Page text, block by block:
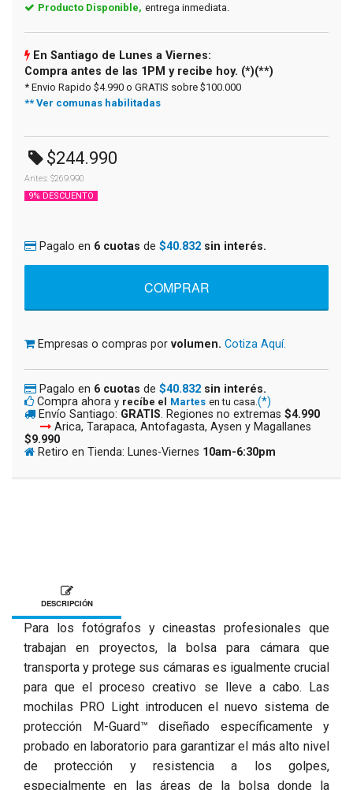
Producto Disponible, entrega inmediata.
En Santiago de Lunes a Viernes:
Compra antes de las 1PM y recibe hoy. (*)(**)
* Envio Rapido $4.990 o GRATIS sobre $100.000
** Ver comunas habilitadas
$244.990
Antes: $269.990
9% DESCUENTO
Pagalo en 6 cuotas de $40.832 sin interés.
Empresas o compras por volumen. Cotiza Aquí.
Pagalo en 6 cuotas de $40.832 sin interés.
Compra ahora y recíbe el Martes en tu casa.(*)
Envío Santiago: GRATIS. Regiones no extremas $4.990
Arica, Tarapaca, Antofagasta, Aysen y Magallanes
$9.990
Retiro en Tienda: Lunes-Viernes 10am-6:30pm
DESCRIPCIÓN
Para los fotógrafos y cineastas profesionales que
trabajan en proyectos, la bolsa para cámara que
transporta y protege sus cámaras es igualmente crucial
para que el proceso creativo se lleve a cabo. Las
mochilas PRO Light introducen el nuevo sistema de
protección M-Guard™ diseñado específicamente y
probado en laboratorio para garantizar el más alto nivel
de protección y resistencia a los golpes,
especialmente en las áreas de la bolsa donde la